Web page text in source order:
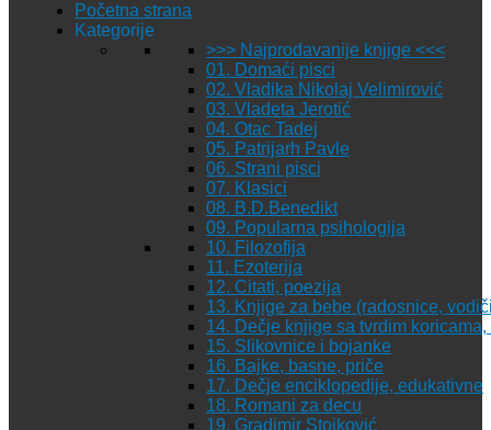
Početna strana
Kategorije
>>> Najprodavanije knjige <<<
01. Domaći pisci
02. Vladika Nikolaj Velimirović
03. Vladeta Jerotić
04. Otac Tadej
05. Patrijarh Pavle
06. Strani pisci
07. Klasici
08. B.D.Benedikt
09. Popularna psihologija
10. Filozofija
11. Ezoterija
12. Citati, poezija
13. Knjige za bebe (radosnice,
14. Dečje knjige sa tvrdim
15. Slikovnice i bojanke
16. Bajke, basne, priče
17. Dečje enciklopedije, edukativne
18. Romani za decu
19. Gradimir Stojković